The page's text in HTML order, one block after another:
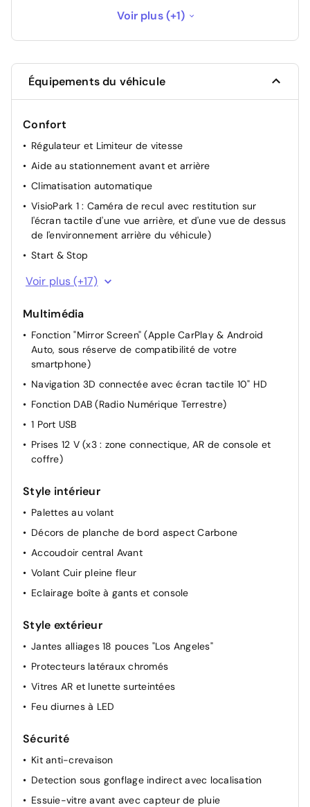
Sièges AV chauffantsVoir plus (+1)
Équipements du véhicule
Confort
Régulateur et Limiteur de vitesse
Aide au stationnement avant et arrière
Climatisation automatique
VisioPark 1 : Caméra de recul avec restitution sur
l'écran tactile d'une vue arrière, et d'une vue de dessus
de l'environnement arrière du véhicule)
Start & Stop
Advanced Traction Control
Rétroviseurs extérieurs rabattables électriquement
Accès et Démarrage Mains Libres
Appui-tête AR réglable
Siège passager AV réglable manuellement
Dossier des sièges AV inclinables
Miroir de courtoisie occultable sans éclairage
Projecteurs réglables manuellement
Réglage du siège conducteur manuellement
Rétroviseur intérieur Jour / Nuit Electrochrome
Allumage automatique des feux de croisement +
croisement
Voir plus (+17)
Multimédia
Fonction "Mirror Screen" (Apple CarPlay & Android
Auto, sous réserve de compatibilité de votre
smartphone)
Navigation 3D connectée avec écran tactile 10" HD
Fonction DAB (Radio Numérique Terrestre)
1 Port USB
Prises 12 V (x3 : zone connectique, AR de console et
coffre)
Style intérieur
Palettes au volant
Décors de planche de bord aspect Carbone
Accoudoir central Avant
Volant Cuir pleine fleur
Eclairage boîte à gants et console
Style extérieur
Jantes alliages 18 pouces "Los Angeles"
Protecteurs latéraux chromés
Vitres AR et lunette surteintées
Feu diurnes à LED
Sécurité
Kit anti-crevaison
Detection sous gonflage indirect avec localisation
Essuie-vitre avant avec capteur de pluie